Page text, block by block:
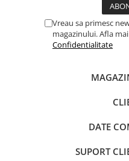
Vreau sa primesc
magazinului. Afla
Confidentialitate
DATE
SUPORT